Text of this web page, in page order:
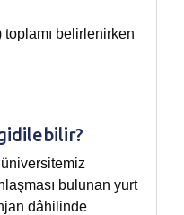
toplamı belirlenirken
bulunan yurt
dâhilinde